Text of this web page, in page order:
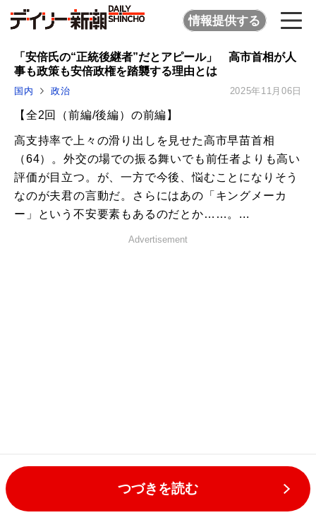
情報提供する
「安倍氏の“正統後継者”だとアピール」 高市首相が人
事も政策も安倍政権を踏襲する理由とは
国内 政治 2025年11月06日
【全2回（前編/後編）の前編】
高支持率で上々の滑り出しを見せた高市早苗首相
（64）。外交の場での振る舞いでも前任者よりも高い
評価が目立つ。が、一方で今後、悩むことになりそう
なのが夫君の言動だ。さらにはあの「キングメーカ
ー」という不安要素もあるのだとか……。...
Advertisement
つづきを読む